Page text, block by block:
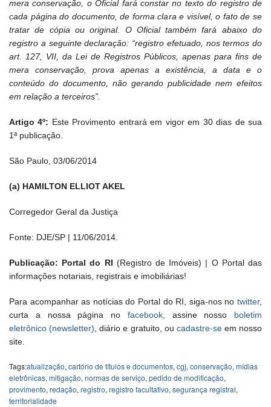
mera conservação, o Oficial fará constar no texto do registro de
cada página do documento, de forma clara e visível, o fato de se
tratar de cópia ou original. O Oficial também fará abaixo do
registro a seguinte declaração: “registro efetuado, nos termos do
art. 127, VII, da Lei de Registros Públicos, apenas para fins de
mera conservação, prova apenas a existência, a data e o
conteúdo do documento, não gerando publicidade nem efeitos
em relação a terceiros”.
Artigo 4º: Este Provimento entrará em vigor em 30 dias de sua
1ª publicação.
São Paulo, 03/06/2014
(a) HAMILTON ELLIOT AKEL
Corregedor Geral da Justiça
Fonte: DJE/SP | 11/06/2014.
Publicação: Portal do RI (Registro de Imóveis) | O Portal das
informações notariais, registrais e imobiliárias!
Para acompanhar as notícias do Portal do RI, siga-nos no twitter,
curta a nossa página no facebook, assine nosso boletim
eletrônico (newsletter) , diário e gratuito, ou cadastre-seem nosso
site.
Tags:atualização, cartório de títulos e documentos, cgj, conservação, mídias
eletrônicas, mitigação, normas de serviço, pedido de modificação,
provimento, redação, registro, registro facultativo, segurança registral,
territorialidade